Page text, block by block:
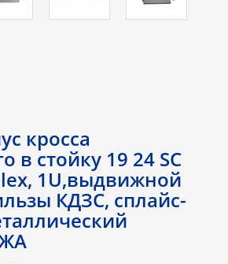
кросса
в стойку 19 24 SC
1U,выдвижной
КДЗС, сплайс-